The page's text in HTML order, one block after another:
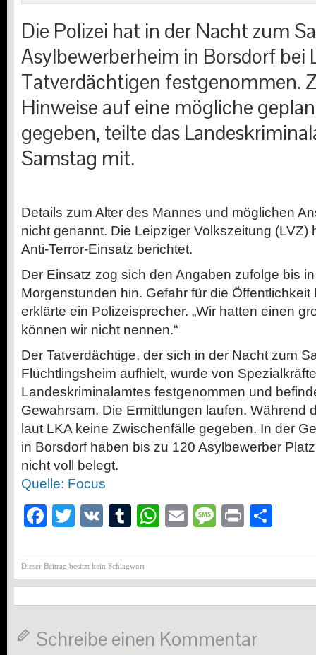
Die Polizei hat in der Nacht zum
Asylbewerberheim in Borsdorf bei
Tatverdächtigen festgenommen.
Hinweise auf eine mögliche
gegeben, teilte das
Samstag mit.
Details zum Alter des Mannes und möglichen
nicht genannt. Die Leipziger Volkszeitung (LVZ)
Anti-Terror-Einsatz berichtet.
Der Einsatz zog sich den Angaben zufolge bis
Morgenstunden hin. Gefahr für die
erklärte ein Polizeisprecher. „Wir hatten einen
können wir nicht nennen.“
Der Tatverdächtige, der sich in der Nacht zum
Flüchtlingsheim aufhielt, wurde von
Landeskriminalamtes festgenommen und
Gewahrsam. Die Ermittlungen laufen. Während
laut LKA keine Zwischenfälle gegeben. In der
in Borsdorf haben bis zu 120 Asylbewerber
nicht voll belegt.
Quelle: Focus
Facebook
Twitter
VK Tumblr
WhatsApp
EmailMessage
Print
Dieser Beitrag besitzt kein Schlagwort
Schreibe einen Kommentar